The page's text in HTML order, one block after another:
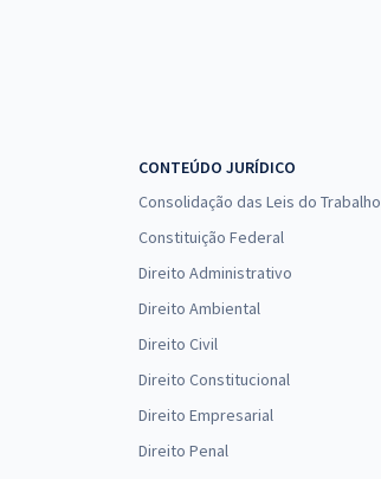
CONTEÚDO JURÍDICO
Consolidação das Leis do Trabalho
Constituição Federal
Direito Administrativo
Direito Ambiental
Direito Civil
Direito Constitucional
Direito Empresarial
Direito Penal